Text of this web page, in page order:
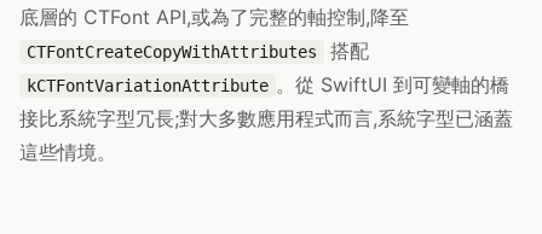
底層的 CTFont API,或為了完整的軸控制,降至
CTFontCreateCopyWithAttributes 搭配
kCTFontVariationAttribute 。從 SwiftUI 到可變軸的橋
接比系統字型冗長;對大多數應用程式而言,系統字型已涵蓋
這些情境。